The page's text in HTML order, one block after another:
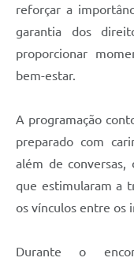
reforçar a
garantia dos
proporcionar
bem-estar.
A programação
preparado com
além de conversas,
que estimularam a
os vínculos entre os
Durante o